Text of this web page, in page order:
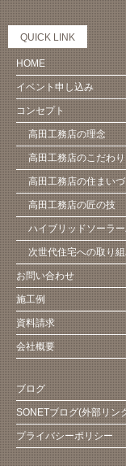
QUICK LINK
HOME
イベント申し込み
コンセプト
高田工務店の理念
高田工務店のこだわり
高田工務店の住まい
高田工務店の匠の技
ハイブリッドソーラ
次世代住宅への取り
お問い合わせ
施工例
資料請求
会社概要
ブログ
SONETブログ(外部リン
プライバシーポリシー